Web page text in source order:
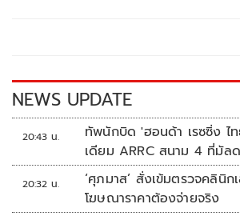
k k
NEWS UPDATE
20:43 น.
ทัพนักบิด 'ฮอนด้า เรซซิ่ง ไ
เดียม ARRC สนาม 4 ที่มัล
20:32 น.
‘ศุภมาส’ สั่งเข้มตรวจคลินิก
โฆษณาราคาต้องจ่ายจริง